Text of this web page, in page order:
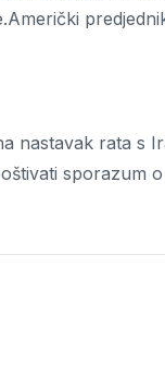
nastavak rata s
sporazum